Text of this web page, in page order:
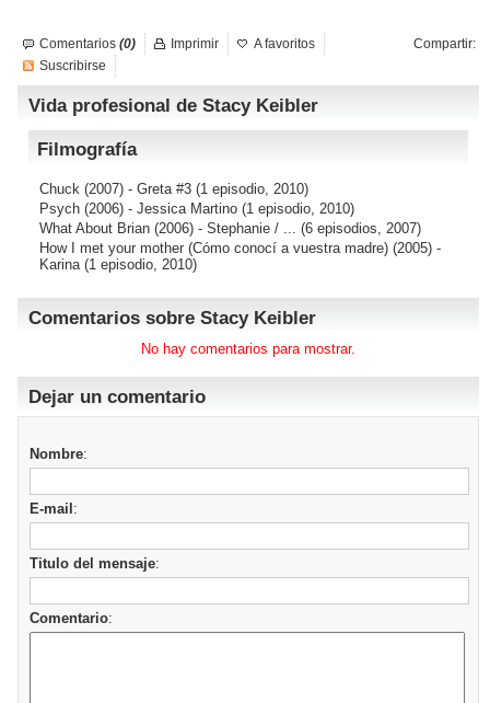
Comentarios (0) Compartir:
Imprimir
A favoritos
Suscribirse
Vida profesional de Stacy Keibler
Filmografía
Chuck (2007) - Greta #3 (1 episodio, 2010)
Psych (2006) - Jessica Martino (1 episodio, 2010)
What About Brian (2006) - Stephanie / ... (6 episodios, 2007)
How I met your mother (Cómo conocí a vuestra madre) (2005) -
Karina (1 episodio, 2010)
Comentarios sobre Stacy Keibler
No hay comentarios para mostrar.
Dejar un comentario
Nombre:
E-mail :
Titulo del mensaje:
Comentario: